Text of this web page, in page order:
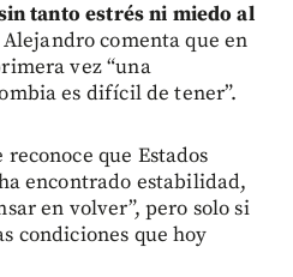
tanto estrés ni miedo al
comenta que en
vez “una
es difícil de tener”.
que Estados
encontrado estabilidad,
en volver”, pero solo si
condiciones que hoy